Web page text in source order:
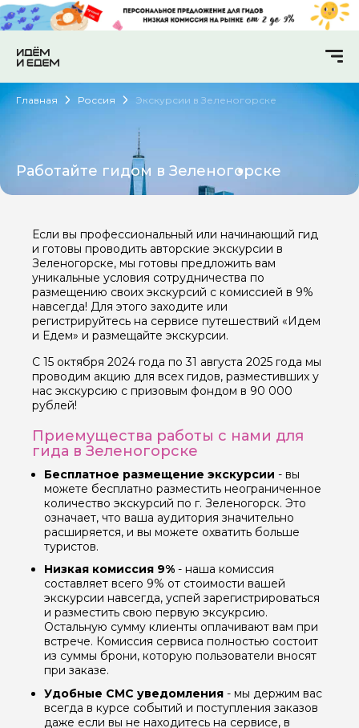
Главная Россия Экскурсии в Зеленогорске
Работайте гидом в Зеленогорске
Если вы профессиональный или начинающий гид
и готовы проводить авторские экскурсии в
Зеленогорске, мы готовы предложить вам
уникальные условия сотрудничества по
размещению своих экскурсий с комиссией в 9%
навсегда! Для этого заходите или
регистрируйтесь на сервисе путешествий «Идем
и Едем» и размещайте экскурсии.
С 15 октября 2024 года по 31 августа 2025 года мы
проводим акцию для всех гидов, разместивших у
нас экскурсию с призовым фондом в 90 000
рублей!
Приемущества работы с нами для
гида в Зеленогорске
Бесплатное размещение экскурсии - вы
можете бесплатно разместить неограниченное
количество экскурсий по г. Зеленогорск. Это
означает, что ваша аудитория значительно
расширяется, и вы можете охватить больше
туристов.
Низкая комиссия 9% - наша комиссия
составляет всего 9% от стоимости вашей
экскурсии навсегда, успей зарегистрироваться
и разместить свою первую эксукрсию.
Остальную сумму клиенты оплачивают вам при
встрече. Комиссия сервиса полностью состоит
из суммы брони, которую пользователи вносят
при заказе.
Удобные СМС уведомления - мы держим вас
всегда в курсе событий и поступления заказов
даже если вы не находитесь на сервисе, в